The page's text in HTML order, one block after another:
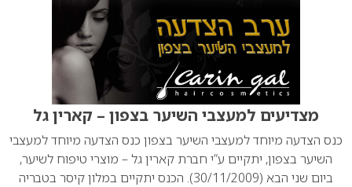
מצדיעים למעצבי השיער בצפון – קארין גל
כנס הצדעה מיוחד למעצבי השיער בצפון כנס הצדעה מיוחד למעצבי
השיער בצפון, יתקיים ע”י חברת קארין גל – מוצרי טיפוח לשיער,
ביום שני הבא (30/11/2009). הכנס יתקיים במלון קיסר בטבריה